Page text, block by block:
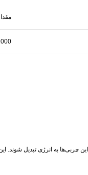
mg
به انرژی تبدیل شوند.